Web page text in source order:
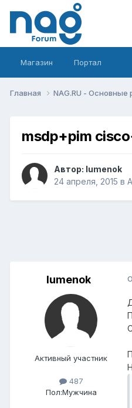
Магазин Портал
Главная NAG.RU - Основные
msdp+pim
Автор: lumenok
24 апреля, 2015 в
lumenok
Активный участник
487
Пол:Мужчина